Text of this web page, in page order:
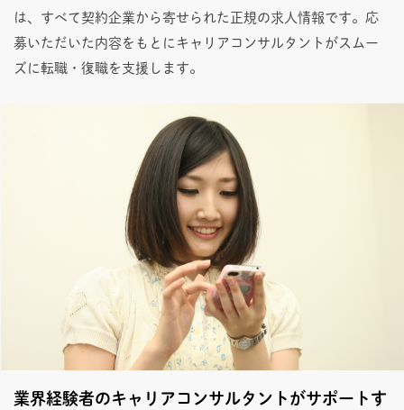
は、すべて契約企業から寄せられた正規の求人情報です。応
募いただいた内容をもとにキャリアコンサルタントがスムー
ズに転職・復職を支援します。
業界経験者のキャリアコンサルタントがサポートす